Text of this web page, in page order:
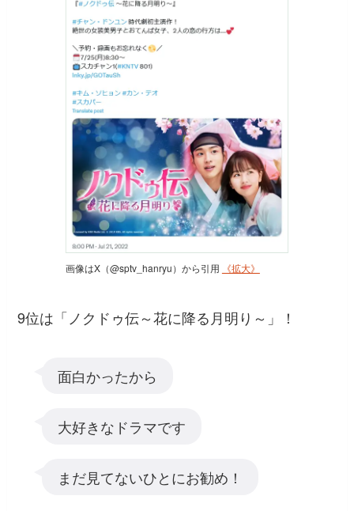
画像はX（@sptv_hanryu）から引用 《拡大》
9位は「ノクドゥ伝～花に降る月明り～」！
面白かったから
大好きなドラマです
まだ見てないひとにお勧め！